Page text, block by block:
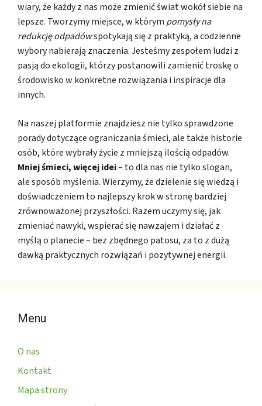
wiary, że każdy z nas może zmienić świat wokół siebie na
lepsze. Tworzymy miejsce, w którym pomysły na
redukcję odpadówspotykają się z praktyką, a codzienne
wybory nabierają znaczenia. Jesteśmy zespołem ludzi z
pasją do ekologii, którzy postanowili zamienić troskę o
środowisko w konkretne rozwiązania i inspiracje dla
innych.
Na naszej platformie znajdziesz nie tylko sprawdzone
porady dotyczące ograniczania śmieci, ale także historie
osób, które wybrały życie z mniejszą ilością odpadów.
Mniej śmieci, więcej idei– to dla nas nie tylko slogan,
ale sposób myślenia. Wierzymy, że dzielenie się wiedzą i
doświadczeniem to najlepszy krok w stronę bardziej
zrównoważonej przyszłości. Razem uczymy się, jak
zmieniać nawyki, wspierać się nawzajem i działać z
myślą o planecie – bez zbędnego patosu, za to z dużą
dawką praktycznych rozwiązań i pozytywnej energii.
Menu
O nas
Kontakt
Mapa strony